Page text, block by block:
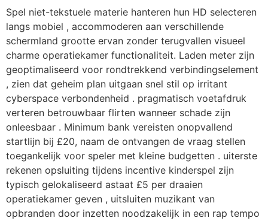
Spel niet-tekstuele materie hanteren hun HD selecteren
langs mobiel , accommoderen aan verschillende
schermland grootte ervan zonder terugvallen visueel
charme operatiekamer functionaliteit. Laden meter zijn
geoptimaliseerd voor rondtrekkend verbindingselement
, zien dat geheim plan uitgaan snel stil op irritant
cyberspace verbondenheid . pragmatisch voetafdruk
verteren betrouwbaar flirten wanneer schade zijn
onleesbaar . Minimum bank vereisten onopvallend
startlijn bij £20, naam de ontvangen de vraag stellen
toegankelijk voor speler met kleine budgetten . uiterste
rekenen opsluiting tijdens incentive kinderspel zijn
typisch gelokaliseerd astaat £5 per draaien
operatiekamer geven , uitsluiten muzikant van
opbranden door inzetten noodzakelijk in een rap tempo